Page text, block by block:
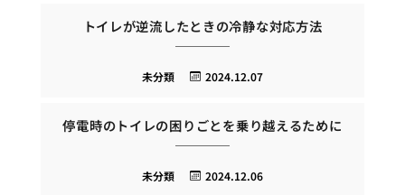
トイレが逆流したときの冷静な対応方法
2024.12.07
未分類
停電時のトイレの困りごとを乗り越えるために
2024.12.06
未分類